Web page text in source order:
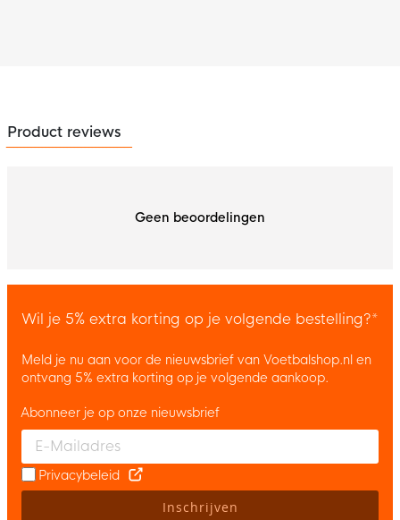
Product reviews
Geen beoordelingen
Wil je 5% extra korting op je volgende bestelling?*
Meld je nu aan voor de nieuwsbrief van Voetbalshop.nl en
ontvang 5% extra korting op je volgende aankoop.
Enter your email and accept the privacy policy to subscribe to
Abonneer je op onze nieuwsbrief
Privacybeleid
Inschrijven